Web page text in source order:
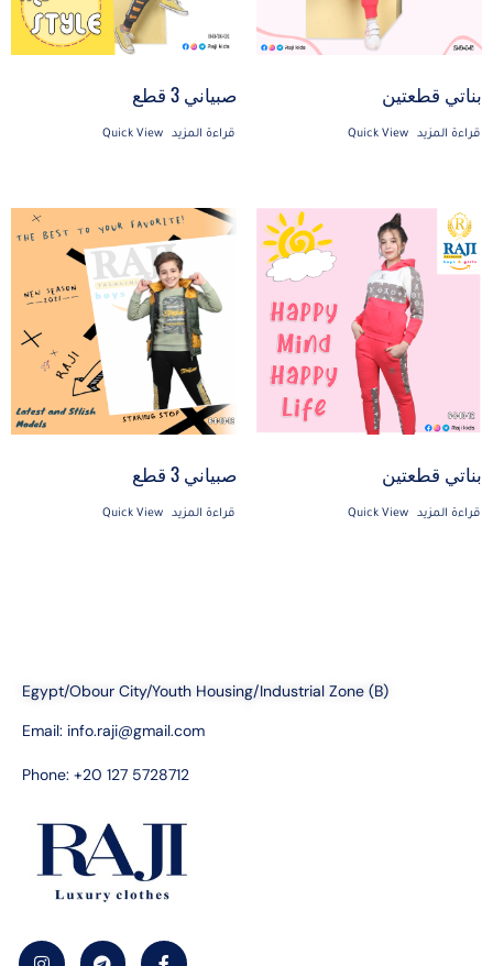
بناتي قطعتين
قراءة المزيد Quick View
صبياني 3 قطع
قراءة المزيد Quick View
بناتي قطعتين
قراءة المزيد Quick View
صبياني 3 قطع
قراءة المزيد Quick View
Egypt/Obour City/Youth Housing/Industrial Zone (B)
Email: info.raji@gmail.com
Phone: +20 127 5728712